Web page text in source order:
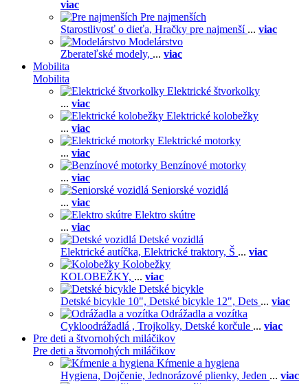
viac
Pre najmenších
Starostlivosť o dieťa, Hračky pre najmenší ... viac
Modelárstvo
Zberateľské modely, ... viac
Mobilita
Mobilita
Elektrické štvorkolky
... viac
Elektrické kolobežky
... viac
Elektrické motorky
... viac
Benzínové motorky
... viac
Seniorské vozidlá
... viac
Elektro skútre
... viac
Detské vozidlá
Elektrické autíčka, Elektrické traktory, Š ... viac
Kolobežky
KOLOBEŽKY, ... viac
Detské bicykle
Detské bicykle 10", Detské bicykle 12", Dets ... viac
Odrážadla a vozítka
Cykloodrážadlá , Trojkolky, Detské korčule ... viac
Pre deti a štvornohých miláčikov
Pre deti a štvornohých miláčikov
Kŕmenie a hygiena
Hygiena, Dojčenie, Jednorázové plienky, Jeden ... viac